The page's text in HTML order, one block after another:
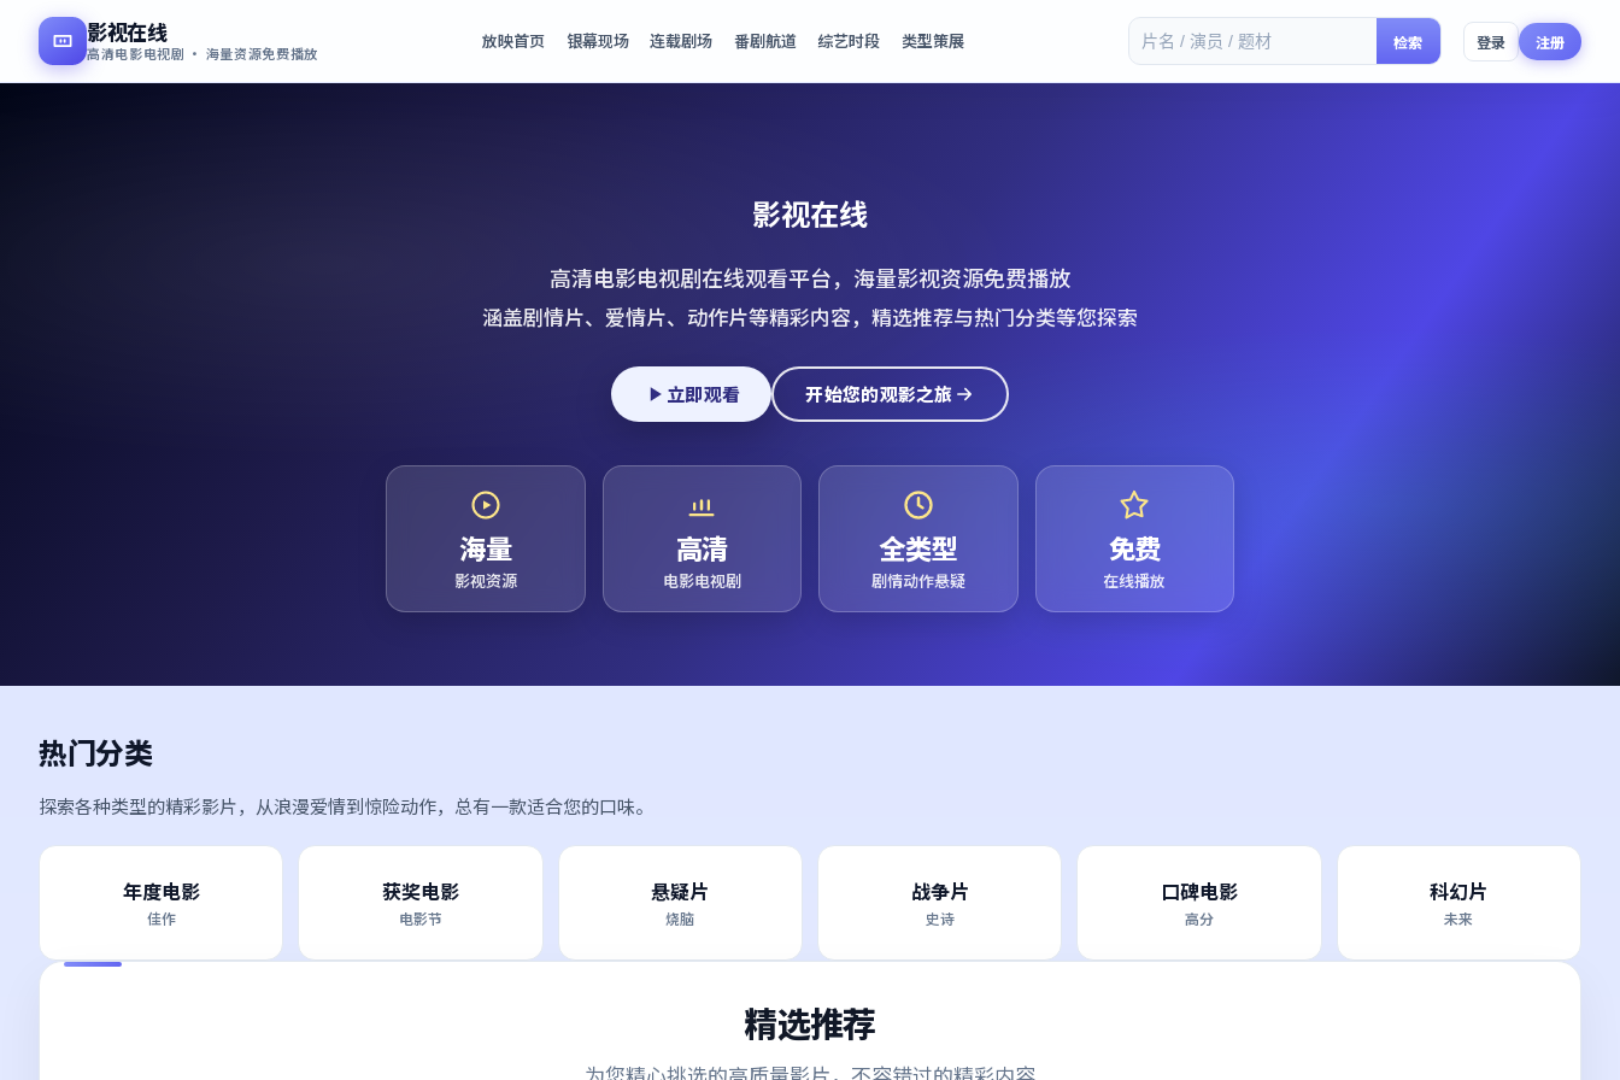
影视在线
高清电影电视剧 · 海量资源免费播放
放映首页 银幕现场 连载剧场 番剧航道 综艺时段 类型策展 检索 登录 注册
影视在线
高清电影电视剧在线观看平台，海量影视资源免费播放
涵盖剧情片、爱情片、动作片等精彩内容，精选推荐与热门分类等您探索
立即观看 开始您的观影之旅
海量
影视资源
高清
电影电视剧
全类型
剧情动作悬疑
免费
在线播放
热门分类
探索各种类型的精彩影片，从浪漫爱情到惊险动作，总有一款适合您的口味。
年度电影
佳作
获奖电影
电影节
悬疑片
烧脑
战争片
史诗
口碑电影
高分
科幻片
未来
精选推荐